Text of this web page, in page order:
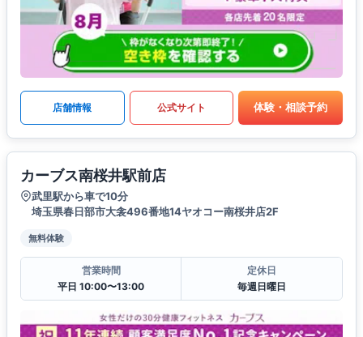
店舗情報 公式サイト 体験・相談予約
カーブス南桜井駅前店
武里駅から車で10分
埼玉県春日部市大衾496番地14ヤオコー南桜井店2F
無料体験
営業時間
平日 10:00〜13:00
定休日
毎週日曜日